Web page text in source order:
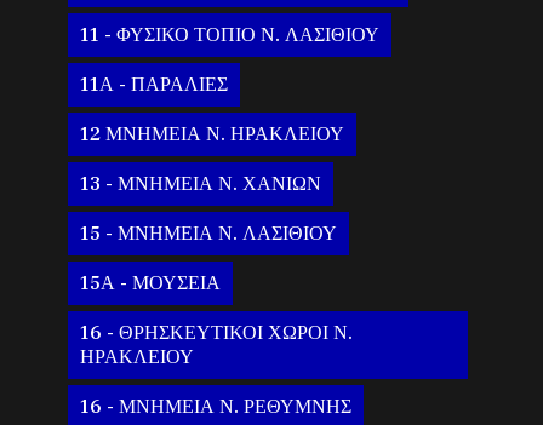
11 - ΦΥΣΙΚΟ ΤΟΠΙΟ Ν. ΛΑΣΙΘΙΟΥ
11Α - ΠΑΡΑΛΙΕΣ
12 ΜΝΗΜΕΙΑ Ν. ΗΡΑΚΛΕΙΟΥ
13 - ΜΝΗΜΕΙΑ Ν. ΧΑΝΙΩΝ
15 - ΜΝΗΜΕΙΑ Ν. ΛΑΣΙΘΙΟΥ
15Α - ΜΟΥΣΕΙΑ
16 - ΘΡΗΣΚΕΥΤΙΚΟΙ ΧΩΡΟΙ Ν.
ΗΡΑΚΛΕΙΟΥ
16 - ΜΝΗΜΕΙΑ Ν. ΡΕΘΥΜΝΗΣ